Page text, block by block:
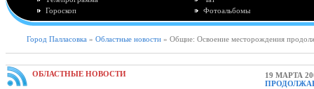
Гороскоп
Фотоальбомы
Город Палласовка » Областные новости » Общие: Освоение месторождения
ОБЛАСТНЫЕ НОВОСТИ
19 МАРТА